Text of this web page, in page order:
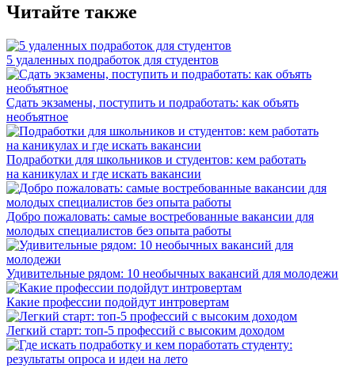
Читайте также
5 удаленных подработок для студентов
Сдать экзамены, поступить и подработать: как объять
необъятное
Подработки для школьников и студентов: кем работать
на каникулах и где искать вакансии
Добро пожаловать: самые востребованные вакансии для
молодых специалистов без опыта работы
Удивительные рядом: 10 необычных вакансий для молодежи
Какие профессии подойдут интровертам
Легкий старт: топ-5 профессий с высоким доходом